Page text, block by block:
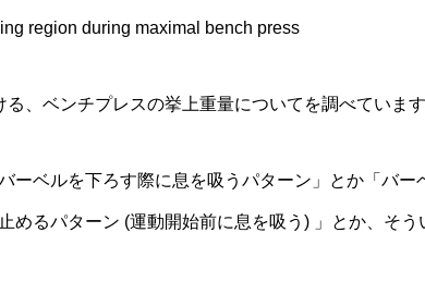
region during maximal bench press
、ベンチプレスの挙上重量についてを調べています
ーベルを下ろす際に息を吸うパターン」とか「バー
めるパターン (運動開始前に息を吸う) 」とか、そ